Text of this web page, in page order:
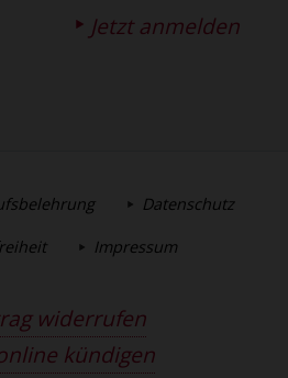
Jetzt anmelden
Datenschutz
Impressum
widerrufen
kündigen